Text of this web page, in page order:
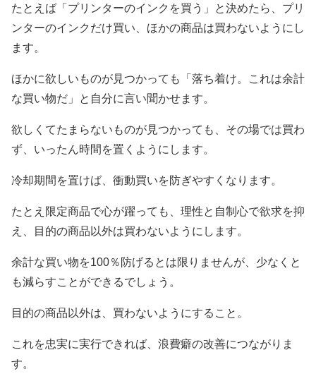
たとえば「プリンターのインクを買う」と決めたら、プリ
ンターのインクだけ買い、ほかの商品は買わないようにし
ます。
ほかに欲しいものが見つかっても「落ち着け。これは余計
な買い物だ」と自分に言い聞かせます。
欲しくてたまらないものが見つかっても、その場では買わ
ず、いったん時間を置くようにします。
冷却期間を置けば、衝動買いを防ぎやすくなります。
たとえ限定商品で心が躍っても、理性と自制心で欲求を抑
え、目的の商品以外は買わないようにします。
余計な買い物を100％防げるとは限りませんが、少なくと
も減らすことができるでしょう。
目的の商品以外は、買わないようにすること。
これを忠実に実行できれば、浪費癖の改善につながりま
す。